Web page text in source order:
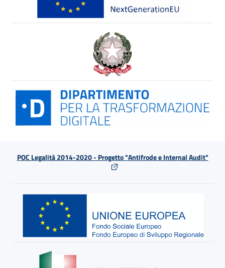
POC Legalità 2014-2020 - Progetto "Antifrode e Internal Audit"